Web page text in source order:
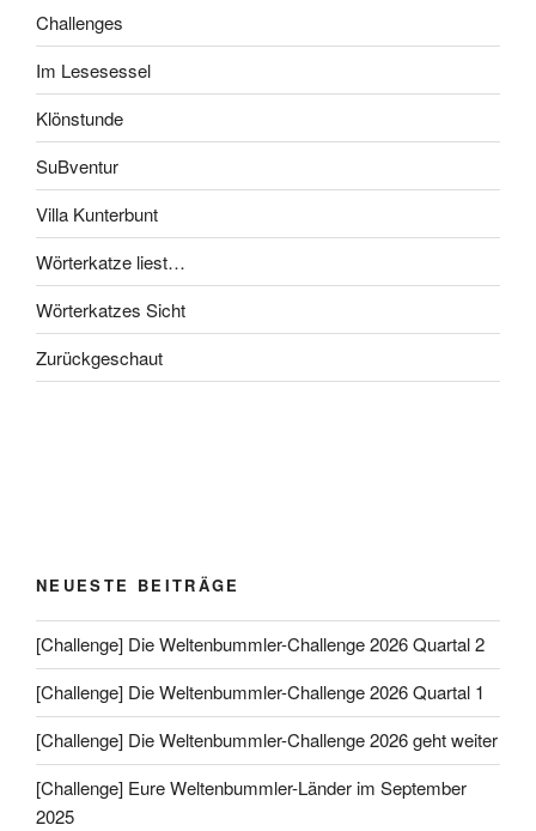
Challenges
Im Lesesessel
Klönstunde
SuBventur
Villa Kunterbunt
Wörterkatze liest…
Wörterkatzes Sicht
Zurückgeschaut
NEUESTE BEITRÄGE
[Challenge] Die Weltenbummler-Challenge 2026 Quartal 2
[Challenge] Die Weltenbummler-Challenge 2026 Quartal 1
[Challenge] Die Weltenbummler-Challenge 2026 geht weiter
[Challenge] Eure Weltenbummler-Länder im September
2025